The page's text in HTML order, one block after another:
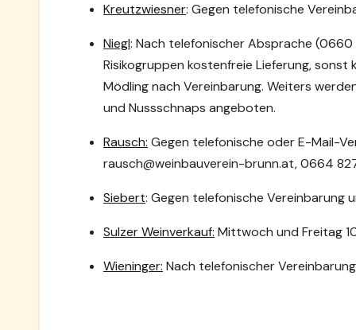
Kreutzwiesner: Gegen telefonische
Niegl: Nach telefonischer Absprache
Risikogruppen kostenfreie Lieferung, sonst
Mödling nach Vereinbarung. Weiters
und Nussschnaps angeboten.
Rausch: Gegen telefonische oder E-Mail-
rausch@weinbauverein-brunn.at, 0664
Siebert: Gegen telefonische Vereinbarung
Sulzer Weinverkauf: Mittwoch und Freitag
Wieninger: Nach telefonischer